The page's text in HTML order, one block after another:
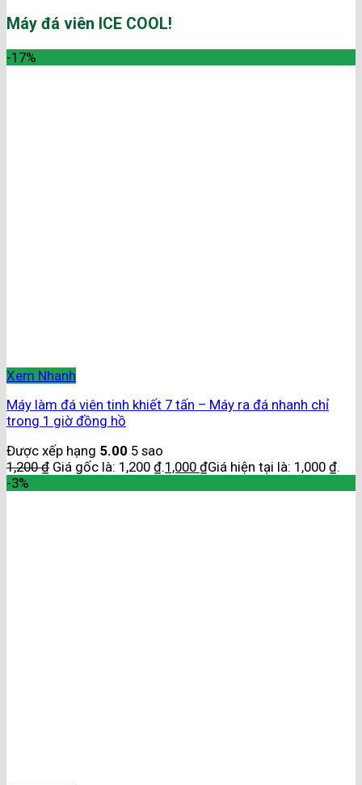
Máy đá viên ICE COOL!
-17%
Xem Nhanh
Máy làm đá viên tinh khiết 7 tấn – Máy ra đá nhanh chỉ
trong 1 giờ đồng hồ
Được xếp hạng 5.00 5 sao
1,200₫ Giá gốc là: 1,200 ₫.1,000 ₫Giá hiện tại là: 1,000 ₫.
-3%